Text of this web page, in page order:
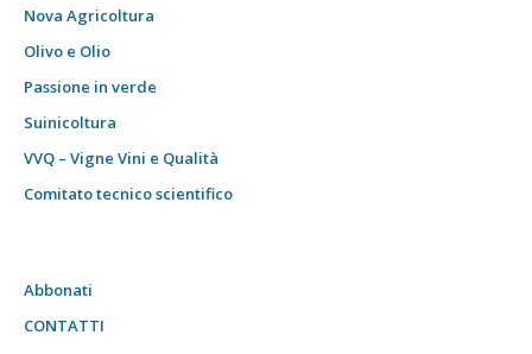
Nova Agricoltura
Olivo e Olio
Passione in verde
Suinicoltura
VVQ – Vigne Vini e Qualità
Comitato tecnico scientifico
Abbonati
CONTATTI